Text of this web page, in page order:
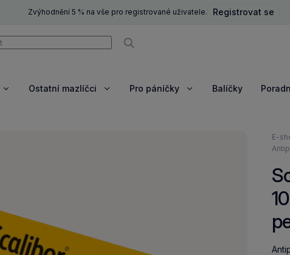
Zvýhodnění 5 % na vše pro registrované uživatele. Registrovat se
Vyhledávat
ZobrazitOstatní mazlíčci
ZobrazitPro páníčky
ZobrazitBalíčky
se
E-